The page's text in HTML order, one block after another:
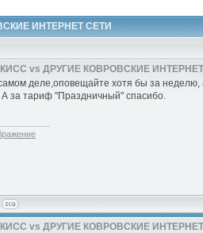
ИНТЕРНЕТ СЕТИ
КИСС vs ДРУГИЕ КОВРОВСКИЕ
деле,оповещайте хотя бы за неделю,
за тариф "Праздничный" спасибо.
КИСС vs ДРУГИЕ КОВРОВСКИЕ